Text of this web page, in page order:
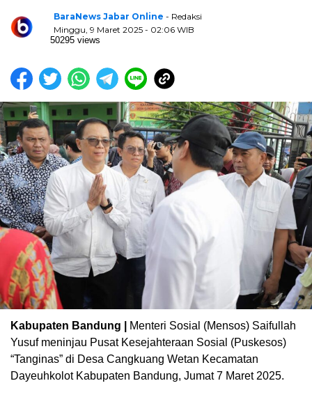
BaraNews Jabar Online - Redaksi
Minggu, 9 Maret 2025 - 02:06 WIB
50295 views
Kabupaten Bandung |
Menteri Sosial (Mensos) Saifullah
Yusuf meninjau Pusat Kesejahteraan Sosial (Puskesos)
“Tanginas” di Desa Cangkuang Wetan Kecamatan
Dayeuhkolot Kabupaten Bandung, Jumat 7 Maret 2025.